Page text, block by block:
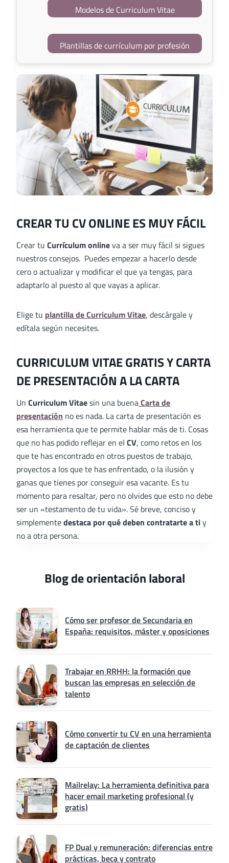
Modelos de Curriculum Vitae
Plantillas de currículum por profesión
CREAR TU CV ONLINE ES MUY FÁCIL
Crear tu Currículum onlineva a ser muy fácil si sigues
nuestros consejos. Puedes empezar a hacerlo desde
cero o actualizar y modificar el que ya tengas, para
adaptarlo al puesto al que vayas a aplicar.
Elige tu plantilla de Curriculum Vitae, descárgale y
edítala según necesites.
CURRICULUM VITAE GRATIS Y CARTA
DE PRESENTACIÓN A LA CARTA
Un Curriculum Vitaesin una buenaCarta de
presentación no es nada. La carta de presentación es
esa herramienta que te permite hablar más de ti. Cosas
que no has podido reflejar en el CV, como retos en los
que te has encontrado en otros puestos de trabajo,
proyectos a los que te has enfrentado, o la ilusión y
ganas que tienes por conseguir esa vacante. Es tu
momento para resaltar, pero no olvides que esto no debe
ser un «testamento de tu vida». Sé breve, conciso y
simplementedestaca por qué deben contratarte a tiy
no a otra persona.
Blog de orientación laboral
Cómo ser profesor de Secundaria en
España: requisitos, máster y oposiciones
Trabajar en RRHH: la formación que
buscan las empresas en selección de
talento
Cómo convertir tu CV en una herramienta
de captación de clientes
Mailrelay: La herramienta definitiva para
hacer email marketing profesional (y
gratis)
FP Dual y remuneración: diferencias entre
prácticas, beca y contrato